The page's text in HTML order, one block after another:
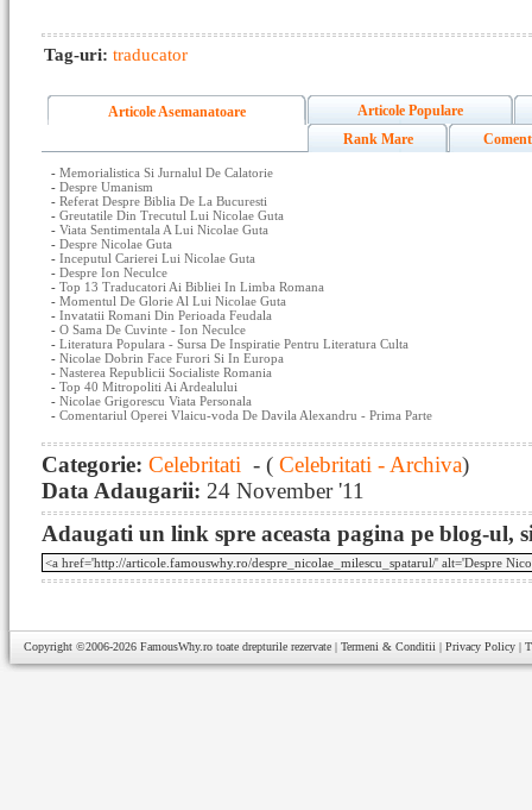
Tag-uri: traducator
Articole Asemanatoare
Articole Populare
Rank Mare
- Memorialistica Si Jurnalul De Calatorie
- Despre Umanism
- Referat Despre Biblia De La Bucuresti
- Greutatile Din Trecutul Lui Nicolae Guta
- Viata Sentimentala A Lui Nicolae Guta
- Despre Nicolae Guta
- Inceputul Carierei Lui Nicolae Guta
- Despre Ion Neculce
- Top 13 Traducatori Ai Bibliei In Limba Romana
- Momentul De Glorie Al Lui Nicolae Guta
- Invatatii Romani Din Perioada Feudala
- O Sama De Cuvinte - Ion Neculce
- Literatura Populara - Sursa De Inspiratie Pentru Literatura Culta
- Nicolae Dobrin Face Furori Si In Europa
- Nasterea Republicii Socialiste Romania
- Top 40 Mitropoliti Ai Ardealului
- Nicolae Grigorescu Viata Personala
- Comentariul Operei Vlaicu-voda De Davila Alexandru - Prima Parte
Categorie: Celebritati - ( Celebritati - Archiva)
Data Adaugarii: 24 November '11
Adaugati un link spre aceasta pagina pe blog-ul,
Copyright ©2006-2026 FamousWhy.ro toate drepturile rezervate | Termeni & Conditii | Privacy Policy |